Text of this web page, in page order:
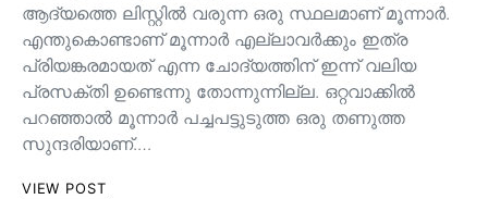
ആദ്യത്തെ ലിസ്റ്റിൽ വരുന്ന ഒരു സ്ഥലമാണ് മൂന്നാർ.
എന്തുകൊണ്ടാണ് മൂന്നാർ എല്ലാവർക്കും ഇത്ര
പ്രിയങ്കരമായത് എന്ന ചോദ്യത്തിന് ഇന്ന് വലിയ
പ്രസക്തി ഉണ്ടെന്നു തോന്നുന്നില്ല. ഒറ്റവാക്കിൽ
പറഞ്ഞാൽ മൂന്നാർ പച്ചപട്ടുടുത്ത ഒരു തണുത്ത
സുന്ദരിയാണ്.…
VIEW POST